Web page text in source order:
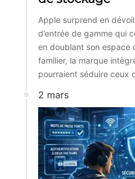
Apple surprend en
d’entrée de gamme qui
en doublant son espace
familier, la marque
pourraient séduire ceux
2 mars